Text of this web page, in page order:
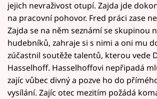
jejich nevraživost otupí. Zajda jde
na pracovní pohovor. Fred práci zase
Zajda se na něm seznámí se skupinou
hudebníků, zahraje si s nimi a oni mu
zúčastnil soutěže talentů, kterou vede
Hasselhoff. Hasselhoffovi nepřipadá
zajíc vůbec divný a pozve ho do
vysílání. Zajíc otec mezitím požádá